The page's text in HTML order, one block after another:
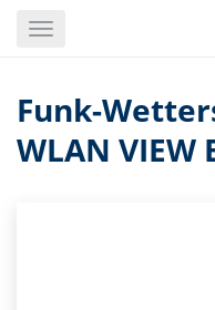
Toggle
Funk-
WLAN VIEW